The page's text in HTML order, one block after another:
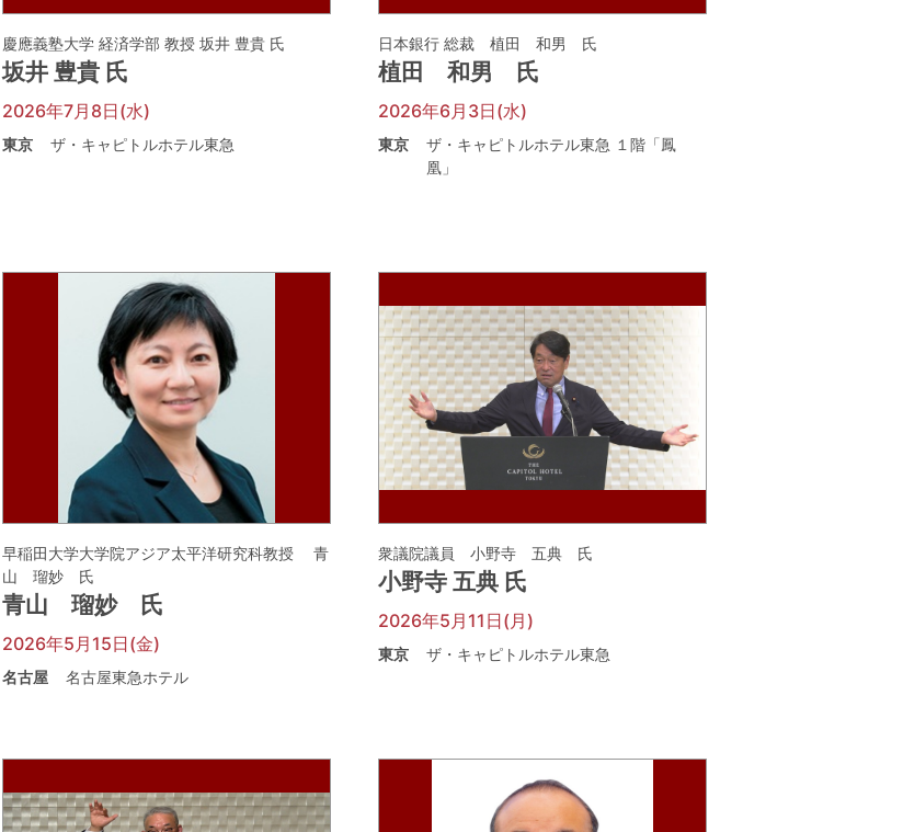
慶應義塾大学 経済学部 教授 坂井 豊貴 氏
坂井 豊貴 氏
2026年7月8日(水)
東京 ザ・キャピトルホテル東急
日本銀行 総裁 植田 和男 氏
植田 和男 氏
2026年6月3日(水)
東京
ザ・キャピトルホテル東急 １階「鳳
凰」
早稲田大学大学院アジア太平洋研究科教授 青
山 瑠妙 氏
青山 瑠妙 氏
2026年5月15日(金)
名古屋 名古屋東急ホテル
衆議院議員 小野寺 五典 氏
小野寺 五典 氏
2026年5月11日(月)
東京 ザ・キャピトルホテル東急